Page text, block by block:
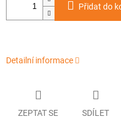
Přidat do
Detailní informace
ZEPTAT SE SDÍLET